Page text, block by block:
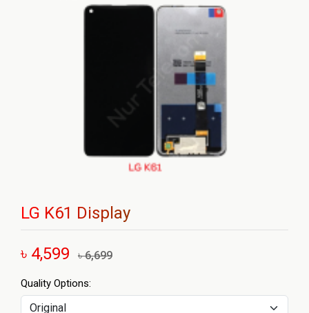
LG K61 Display
৳ 4,599 ৳ 6,699
Quality Options: